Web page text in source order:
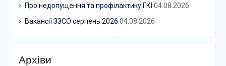
Про недопущення та профілактику ГКІ 04.08.2026
Вакансії ЗЗСО серпень 2026 04.08.2026
Архіви